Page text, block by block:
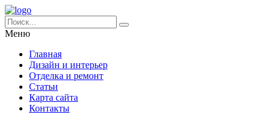
Меню
Главная
Дизайн и интерьер
Отделка и ремонт
Статьи
Карта сайта
Контакты